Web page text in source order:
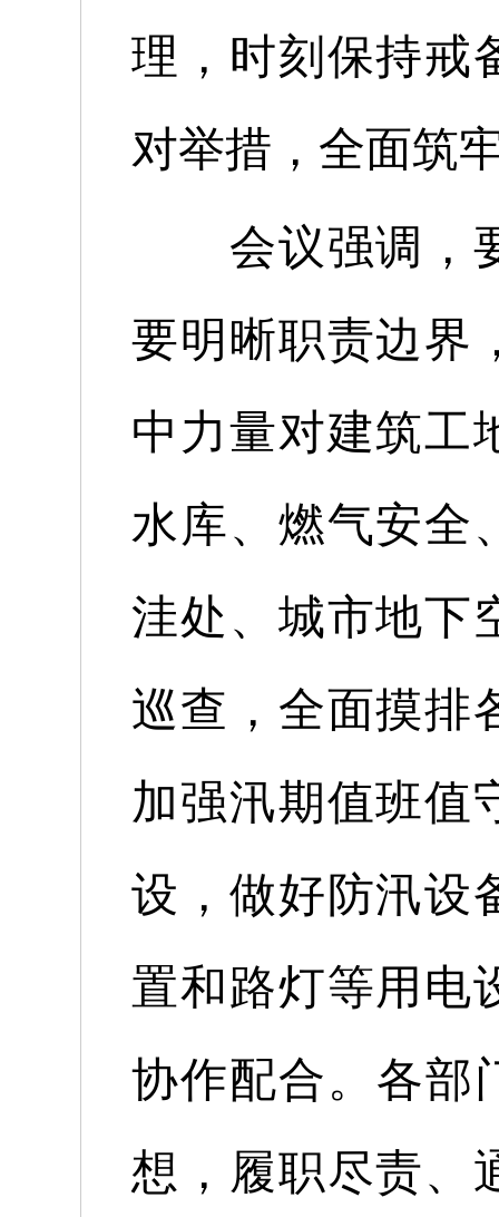
理，时刻保持戒
对举措，全面筑
会议强调，
要明晰职责边界
中力量对建筑工
水库、燃气安全
洼处、城市地下
巡查，全面摸排
加强汛期值班值
设，做好防汛设
置和路灯等用电
协作配合。各部
想，履职尽责、